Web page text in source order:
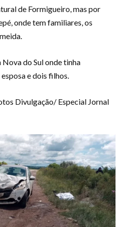
de Formigueiro, mas por
onde tem familiares, os
do Sul onde tinha
e dois filhos.
Divulgação/ Especial Jornal